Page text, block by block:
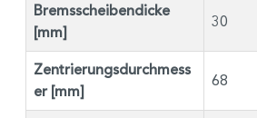
Bremsscheibendicke
[mm]
30
Zentrierungsdurchmess
er [mm]
68